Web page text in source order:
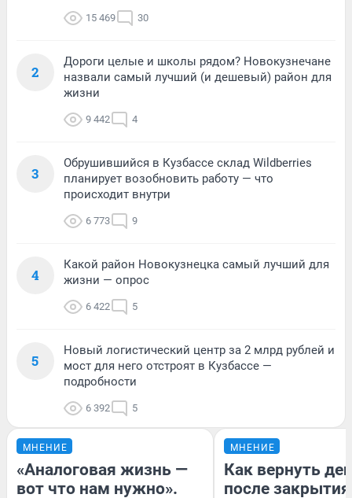
15 469 30
2
Дороги целые и школы рядом? Новокузнечане
назвали самый лучший (и дешевый) район для
жизни
9 442 4
3
Обрушившийся в Кузбассе склад Wildberries
планирует возобновить работу — что
происходит внутри
6 773 9
4
Какой район Новокузнецка самый лучший для
жизни — опрос
6 422 5
5
Новый логистический центр за 2 млрд рублей и
мост для него отстроят в Кузбассе —
подробности
6 392 5
МНЕНИЕ
«Аналоговая жизнь —
вот что нам нужно».
МНЕНИЕ
Как вернуть
после закрытия